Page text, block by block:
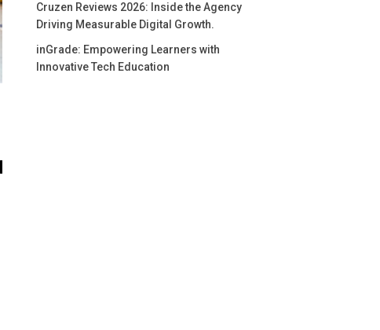
Cruzen Reviews 2026: Inside the Agency
Driving Measurable Digital Growth.
inGrade: Empowering Learners with
Innovative Tech Education